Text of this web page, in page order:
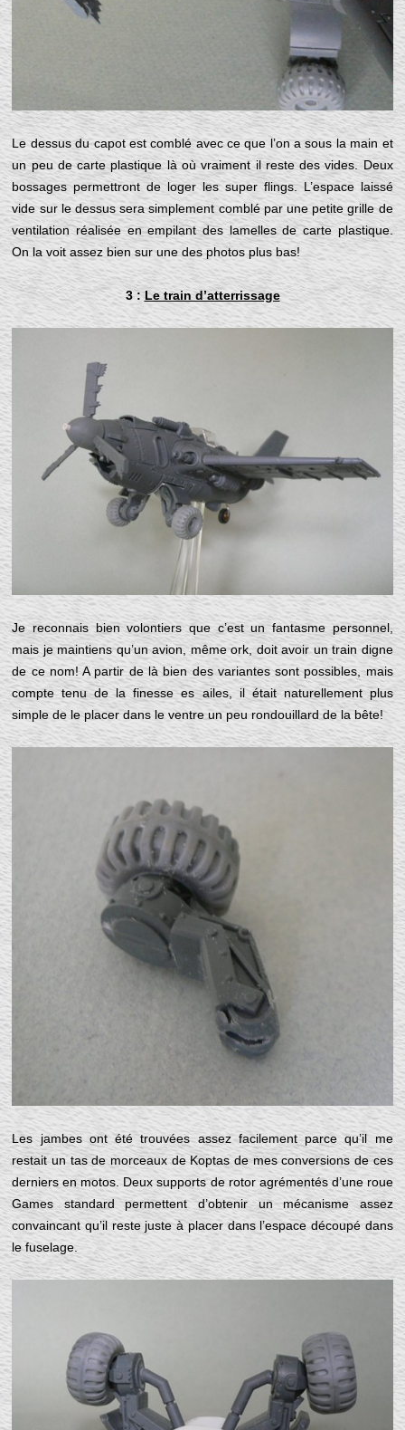
Le dessus du capot est comblé avec ce que l’on a sous la main et
un peu de carte plastique là où vraiment il reste des vides. Deux
bossages permettront de loger les super flings. L’espace laissé
vide sur le dessus sera simplement comblé par une petite grille de
ventilation réalisée en empilant des lamelles de carte plastique.
On la voit assez bien sur une des photos plus bas!
3 :Le train d’atterrissage
Je reconnais bien volontiers que c’est un fantasme personnel,
mais je maintiens qu’un avion, même ork, doit avoir un train digne
de ce nom! A partir de là bien des variantes sont possibles, mais
compte tenu de la finesse es ailes, il était naturellement plus
simple de le placer dans le ventre un peu rondouillard de la bête!
Les jambes ont été trouvées assez facilement parce qu’il me
restait un tas de morceaux de Koptas de mes conversions de ces
derniers en motos. Deux supports de rotor agrémentés d’une roue
Games standard permettent d’obtenir un mécanisme assez
convaincant qu’il reste juste à placer dans l’espace découpé dans
le fuselage.